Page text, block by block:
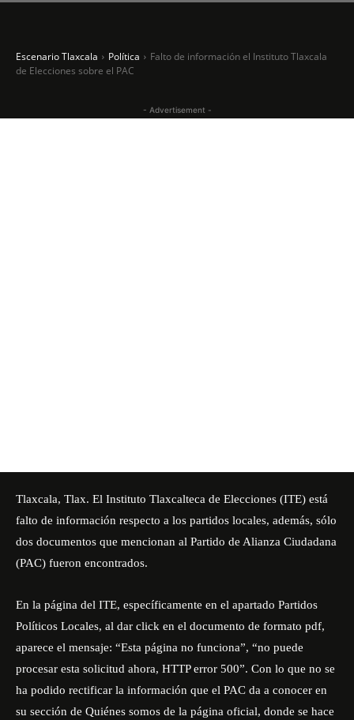
Escenario Tlaxcala Política
Falto de información el Instituto Tlaxcala
de Elecciones sobre el PAC
- Advertisement -
Tlaxcala, Tlax. El Instituto Tlaxcalteca de Elecciones (ITE) está
falto de información respecto a los partidos locales, además, sólo
dos documentos que mencionan al Partido de Alianza Ciudadana
(PAC) fueron encontrados.
En la página del ITE, específicamente en el apartado Partidos
Políticos Locales, al dar click en el documento de formato pdf,
aparece el mensaje: “Esta página no funciona”, “no puede
procesar esta solicitud ahora, HTTP error 500”. Con lo que no se
ha podido rectificar la información que el PAC da a conocer en
su sección de Quiénes somos de la página oficial, donde se hace